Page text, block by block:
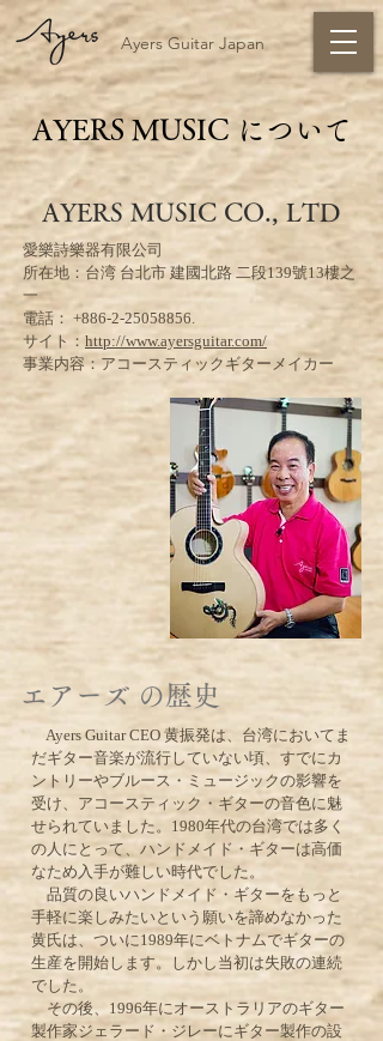
Ayers Guitar Japan
AYERS MUSIC について
AYERS MUSIC CO., LTD
愛樂詩樂器有限公司
所在地：台湾 台北市 建國北路 二段139號13樓之
一
電話： +886-2-25058856.
サイト： http://www.ayersguitar.com/
事業内容：アコースティックギターメイカー
​エアーズ の歴史
Ayers Guitar CEO 黄振発は、台湾においてま
だギター音楽が流行していない頃、すでにカ
ントリーやブルース・ミュージックの影響を
受け、アコースティック・ギターの音色に魅
せられていました。1980年代の台湾では多く
の人にとって、ハンドメイド・ギターは高価
なため入手が難しい時代でした。
品質の良いハンドメイド・ギターをもっと
手軽に楽しみたいという願いを諦めなかった
黄氏は、ついに1989年にベトナムでギターの
生産を開始します。しかし当初は失敗の連続
でした。
その後、1996年にオーストラリアのギター
製作家ジェラード・ジレーにギター製作の設